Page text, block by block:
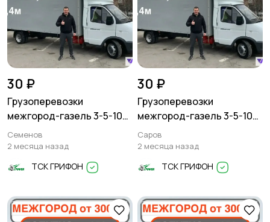
30 ₽
Грузоперевозки
межгород-газель 3-5-10
тонн
Семенов
2 месяца назад
ТСК ГРИФОН
30 ₽
Грузоперевозки
межгород-газель 3-5-10
тонн
Саров
2 месяца назад
ТСК ГРИФОН